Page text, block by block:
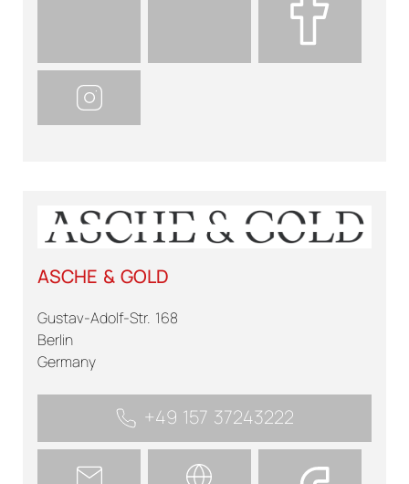
ASCHE & GOLD
Gustav-Adolf-Str. 168
Berlin
Germany
+49 157 37243222